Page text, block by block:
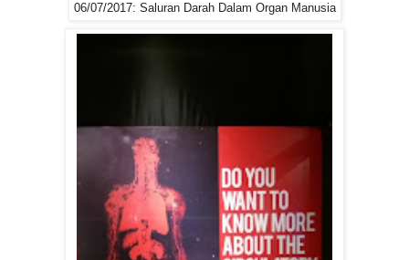
06/07/2017: Saluran Darah Dalam Organ Manusia